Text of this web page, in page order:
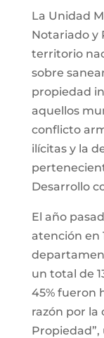
La Unidad
Notariado y
territorio
sobre
propiedad
aquellos
conflicto
ilícitas y la
Desarrollo
El año
atención en
un total de
45% fueron
razón por la